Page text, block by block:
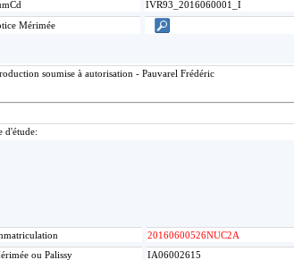
IVR93_2016060001_I
Mérimée
soumise à autorisation - Pauvarel Frédéric
d'étude:
20160600526NUC2A
ou Palissy
IA06002615